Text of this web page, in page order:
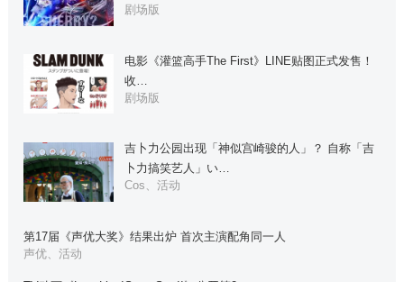
剧场版
电影《灌篮高手The First》LINE贴图正式发售！
收…
剧场版
吉卜力公园出现「神似宫崎骏的人」？ 自称「吉
卜力搞笑艺人」い…
Cos、活动
第17届《声优大奖》结果出炉 首次主演配角同一人
声优、活动